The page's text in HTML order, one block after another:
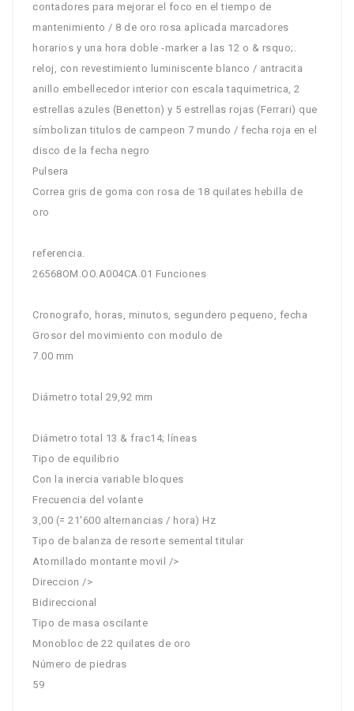
contadores para mejorar el foco en el tiempo de
mantenimiento / 8 de oro rosa aplicada marcadores
horarios y una hora doble -marker a las 12 o & rsquo;.
reloj, con revestimiento luminiscente blanco / antracita
anillo embellecedor interior con escala taquimetrica, 2
estrellas azules (Benetton) y 5 estrellas rojas (Ferrari) que
símbolizan titulos de campeon 7 mundo / fecha roja en el
disco de la fecha negro
Pulsera
Correa gris de goma con rosa de 18 quilates hebilla de
oro
referencia.
26568OM.OO.A004CA.01 Funciones
Cronografo, horas, minutos, segundero pequeno, fecha
Grosor del movimiento con modulo de
7.00 mm
Diámetro total 29,92 mm
Diámetro total 13 & frac14; líneas
Tipo de equilibrio
Con la inercia variable bloques
Frecuencia del volante
3,00 (= 21'600 alternancias / hora) Hz
Tipo de balanza de resorte semental titular
Atornillado montante movil />
Direccion />
Bidireccional
Tipo de masa oscilante
Monobloc de 22 quilates de oro
Número de piedras
59